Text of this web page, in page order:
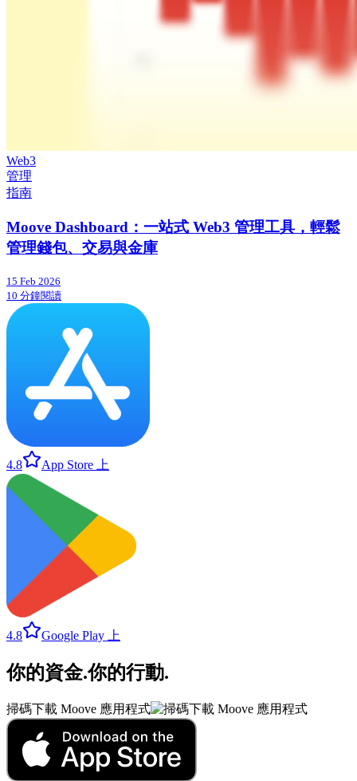
Web3
管理
指南
Moove Dashboard：一站式 Web3 管理工具，輕鬆
管理錢包、交易與金庫
15 Feb 2026
10 分鐘閱讀
4.8 App Store 上
4.8 Google Play 上
你的資金.你的行動.
掃碼下載 Moove 應用程式